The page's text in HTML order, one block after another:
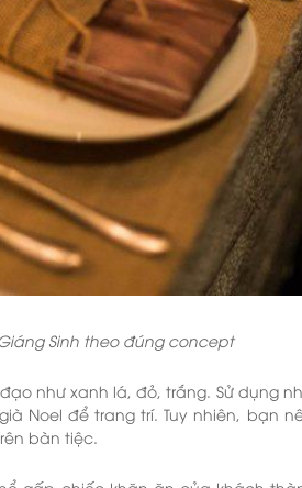
Sinh theo đúng concept
như xanh lá, đỏ, trắng. Sử dụng
Noel để trang trí. Tuy nhiên, bạn
bàn tiệc.